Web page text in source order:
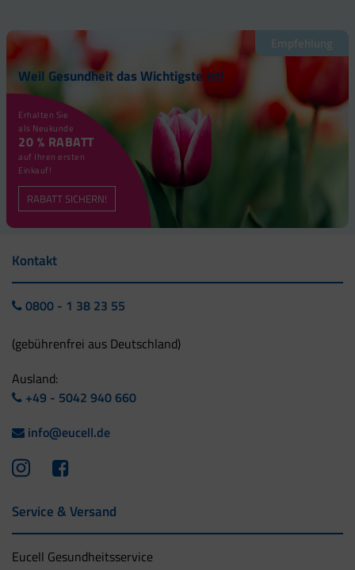
Empfehlung
Weil Gesundheit das Wichtigste ist!
Erhalten Sie
als Neukunde
20 % RABATT
auf Ihren ersten
Einkauf!
RABATT SICHERN!
Kontakt
0800 - 1 38 23 55
(gebührenfrei aus Deutschland)
Ausland:
+49 - 5042 940 660
info@eucell.de
Service & Versand
Eucell Gesundheitsservice